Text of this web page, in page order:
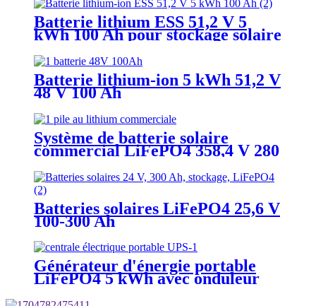
Batterie lithium ESS 51,2 V 5
kWh 100 Ah pour stockage solaire
Batterie lithium-ion 5 kWh 51,2 V
48 V 100 Ah
Système de batterie solaire
commercial LiFePO4 358,4 V 280
Batteries solaires LiFePO4 25,6 V
100-300 Ah
Générateur d'énergie portable
LiFePO4 5 kWh avec onduleur